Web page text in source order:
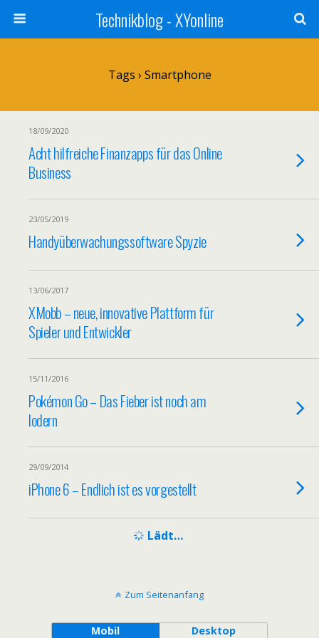
Technikblog - XYonline
Tags › Smartphone
18/09/2020
Acht hilfreiche Finanzapps für das Online
Business
23/05/2019
Handyüberwachungssoftware Spyzie
13/06/2017
XMobb – neue, innovative Plattform für
Spieler und Entwickler
15/11/2016
Pokémon Go – Das Fieber ist noch am
lodern
29/09/2014
iPhone 6 – Endlich ist es vorgestellt
Lädt…
Zum Seitenanfang
Mobil Desktop